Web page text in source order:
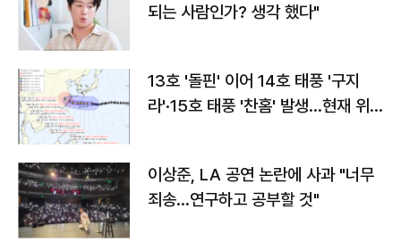
되는 사람인가? 생각 했다"
13호 '돌핀' 이어 14호 태풍 '구지
라'·15호 태풍 '찬홈' 발생…현재 위
이상준, LA 공연 논란에 사과 "너무
죄송…연구하고 공부할 것"